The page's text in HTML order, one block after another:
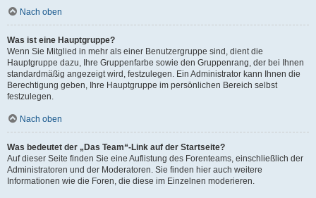
Nach oben
Was ist eine Hauptgruppe?
Wenn Sie Mitglied in mehr als einer Benutzergruppe sind, dient die
Hauptgruppe dazu, Ihre Gruppenfarbe sowie den Gruppenrang, der bei Ihnen
standardmäßig angezeigt wird, festzulegen. Ein Administrator kann Ihnen die
Berechtigung geben, Ihre Hauptgruppe im persönlichen Bereich selbst
festzulegen.
Nach oben
Was bedeutet der „Das Team“-Link auf der Startseite?
Auf dieser Seite finden Sie eine Auflistung des Forenteams, einschließlich der
Administratoren und der Moderatoren. Sie finden hier auch weitere
Informationen wie die Foren, die diese im Einzelnen moderieren.